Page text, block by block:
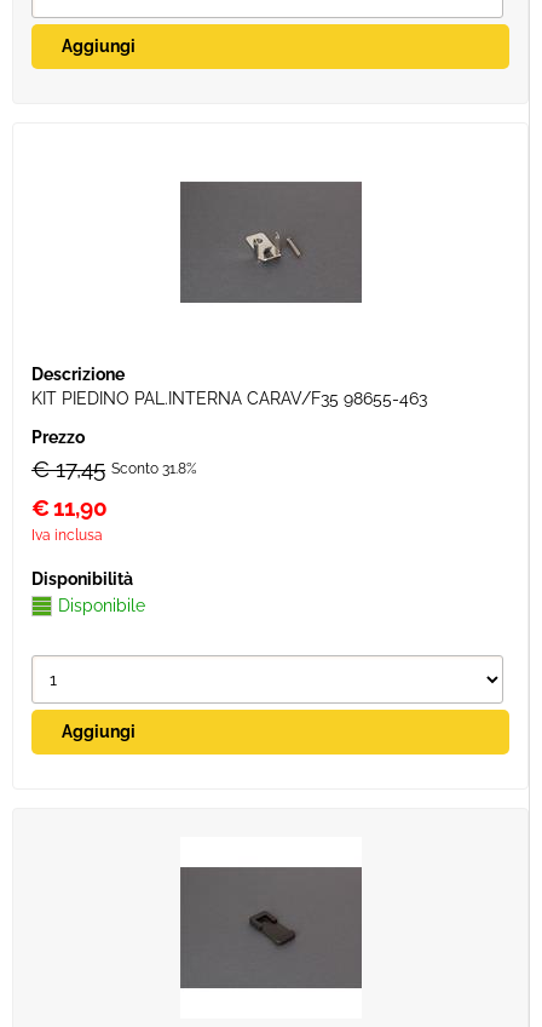
KIT PIEDINO PAL.INTERNA CARAV/F35 98655-463
€ 17,45 Sconto 31.8%
€11,90
Iva inclusa
Disponibile